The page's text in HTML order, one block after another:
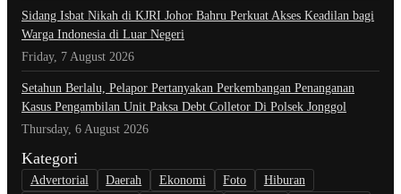
Sidang Isbat Nikah di KJRI Johor Bahru Perkuat Akses Keadilan bagi
Warga Indonesia di Luar Negeri
Friday, 7 August 2026
Setahun Berlalu, Pelapor Pertanyakan Perkembangan Penanganan
Kasus Pengambilan Unit Paksa Debt Colletor Di Polsek Jonggol
Thursday, 6 August 2026
Kategori
Advertorial Daerah Ekonomi Foto Hiburan